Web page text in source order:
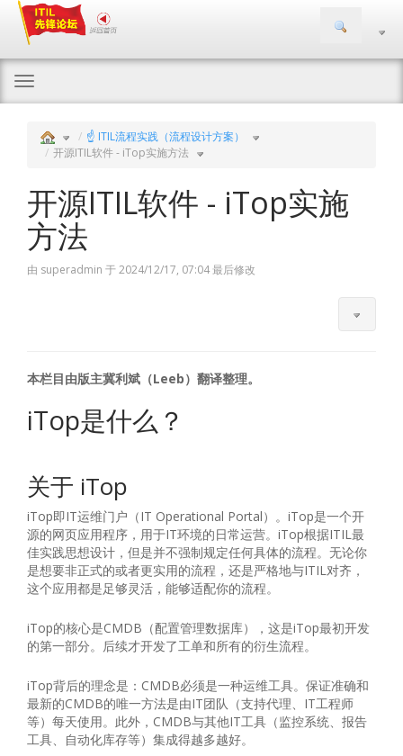
切
导
☝ ITIL流程实践（流程设计方案）
开源ITIL软件 - iTop实施方法
开源ITIL软件 - iTop实施
方法
由 superadmin 于 2024/12/17, 07:04 最后修改
本栏目由版主冀利斌（Leeb）翻译整理。
iTop是什么？
关于 iTop
iTop即IT运维门户（IT Operational Portal）。iTop是一个开
源的网页应用程序，用于IT环境的日常运营。iTop根据ITIL最
佳实践思想设计，但是并不强制规定任何具体的流程。无论你
是想要非正式的或者更实用的流程，还是严格地与ITIL对齐，
这个应用都是足够灵活，能够适配你的流程。
iTop的核心是CMDB（配置管理数据库），这是iTop最初开发
的第一部分。后续才开发了工单和所有的衍生流程。
iTop背后的理念是：CMDB必须是一种运维工具。保证准确和
最新的CMDB的唯一方法是由IT团队（支持代理、IT工程师
等）每天使用。此外，CMDB与其他IT工具（监控系统、报告
工具、自动化库存等）集成得越多越好。